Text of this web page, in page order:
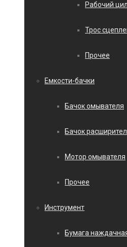
Рабочий
Трос
Прочее
Емкости-бачки
Бачок омывателя
Бачок
Мотор омывателя
Прочее
Инструмент
Бумага